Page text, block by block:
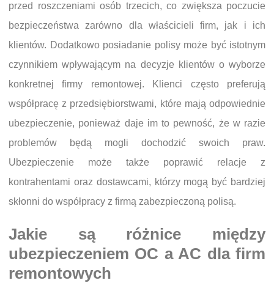
przed roszczeniami osób trzecich, co zwiększa poczucie
bezpieczeństwa zarówno dla właścicieli firm, jak i ich
klientów. Dodatkowo posiadanie polisy może być istotnym
czynnikiem wpływającym na decyzje klientów o wyborze
konkretnej firmy remontowej. Klienci często preferują
współpracę z przedsiębiorstwami, które mają odpowiednie
ubezpieczenie, ponieważ daje im to pewność, że w razie
problemów będą mogli dochodzić swoich praw.
Ubezpieczenie może także poprawić relacje z
kontrahentami oraz dostawcami, którzy mogą być bardziej
skłonni do współpracy z firmą zabezpieczoną polisą.
Jakie są różnice między
ubezpieczeniem OC a AC dla firm
remontowych